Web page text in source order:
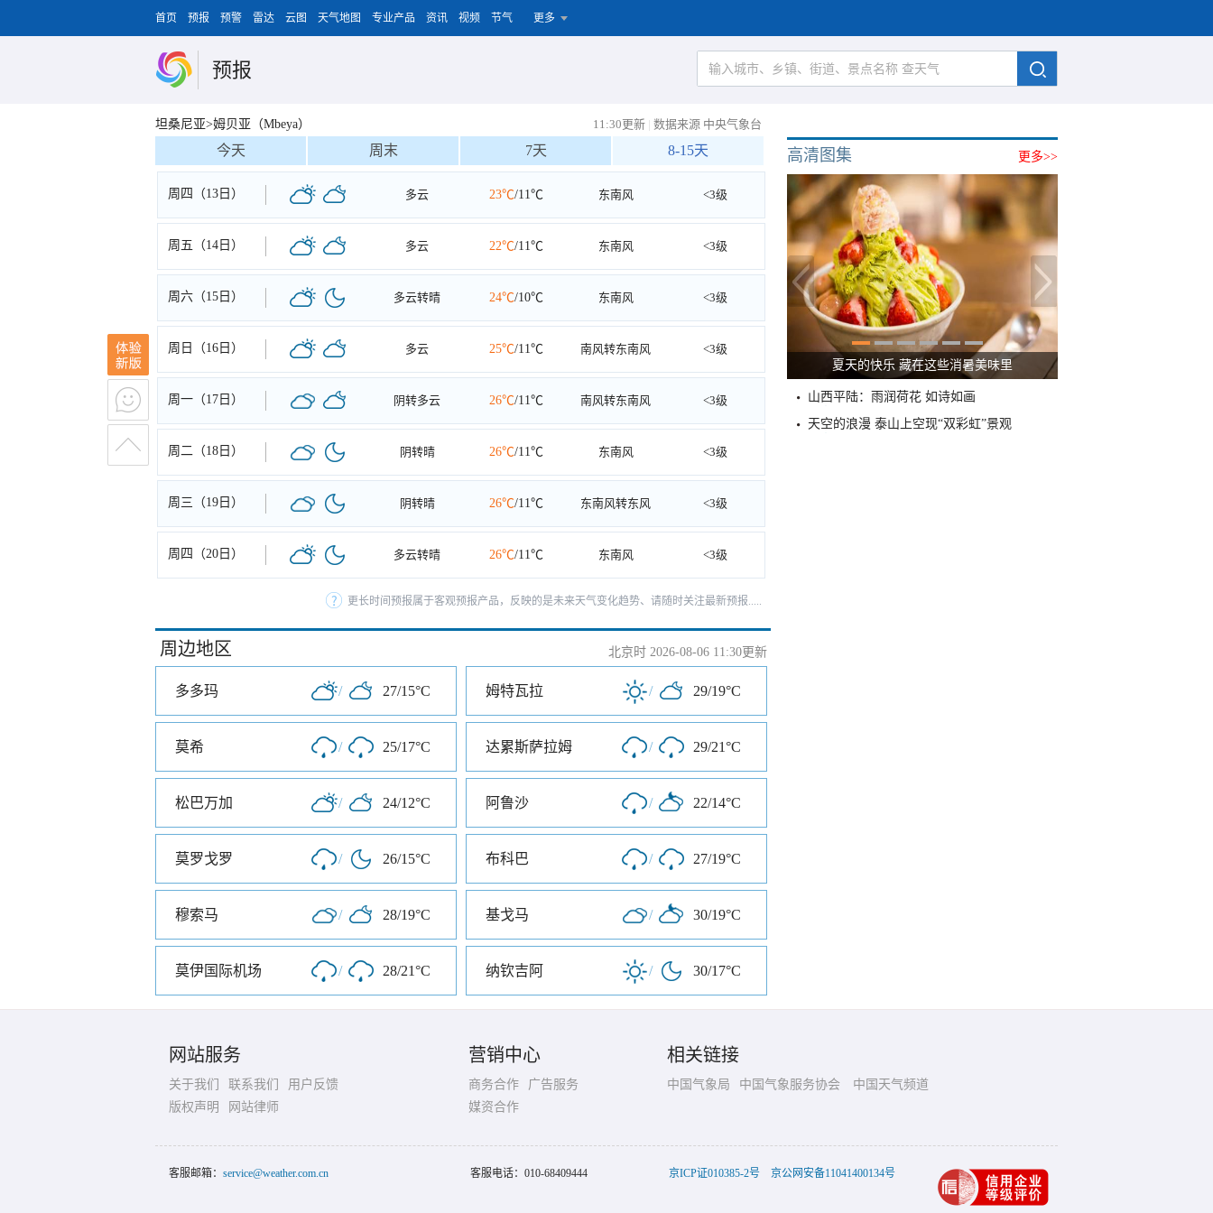
首页 预报 预警 雷达 云图 天气地图 专业产品 资讯 视频 节气 更多
预报
坦桑尼亚>姆贝亚（Mbeya） 11:30更新 | 数据来源 中央气象台
今天 周末 7天 8-15天
周四（13日） 多云 23℃/11℃ 东南风 <3级
周五（14日） 多云 22℃/11℃ 东南风 <3级
周六（15日） 多云转晴 24℃/10℃ 东南风 <3级
周日（16日） 多云 25℃/11℃ 南风转东南风 <3级
周一（17日） 阴转多云 26℃/11℃ 南风转东南风 <3级
周二（18日） 阴转晴 26℃/11℃ 东南风 <3级
周三（19日） 阴转晴 26℃/11℃ 东南风转东风 <3级
周四（20日） 多云转晴 26℃/11℃ 东南风 <3级
更长时间预报属于客观预报产品，反映的是未来天气变化趋势、请随时关注最新预报.....
周边地区 北京时 2026-08-06 11:30更新
多多玛 / 27/15°C 姆特瓦拉 / 29/19°C
莫希 / 25/17°C 达累斯萨拉姆 / 29/21°C
松巴万加 / 24/12°C 阿鲁沙 / 22/14°C
莫罗戈罗 / 26/15°C 布科巴 / 27/19°C
穆索马 / 28/19°C 基戈马 / 30/19°C
莫伊国际机场 / 28/21°C 纳钦吉阿 / 30/17°C
更多>>
高清图集
广西南宁：盛夏里的“绿野仙踪”
山西平陆：雨润荷花 如诗如画
天空的浪漫 泰山上空现“双彩虹”景观
网站服务
关于我们 联系我们
用户反馈
版权声明
网站律师
营销中心
商务合作
广告服务
媒资合作
相关链接
中国气象局 中国气象服务协会 中国天气频道
客服邮箱： service@weather.com.cn 客服电话： 010-68409444 京ICP证010385-2号 京公网安备11041400134号